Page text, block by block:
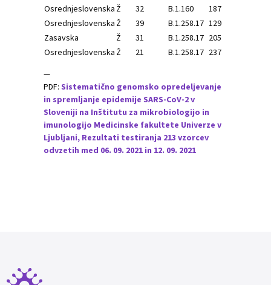
Osrednjeslovenska Ž 32 B.1.160 187
Osrednjeslovenska Ž 39 B.1.258.17 129
Zasavska
Ž 31 B.1.258.17 205
Osrednjeslovenska Ž 21 B.1.258.17 237
—
PDF: Sistematično genomsko opredeljevanje
in spremljanje epidemije SARS-CoV-2 v
Sloveniji na Inštitutu za mikrobiologijo in
imunologijo Medicinske fakultete Univerze v
Ljubljani, Rezultati testiranja 213 vzorcev
odvzetih med 06. 09. 2021 in 12. 09. 2021